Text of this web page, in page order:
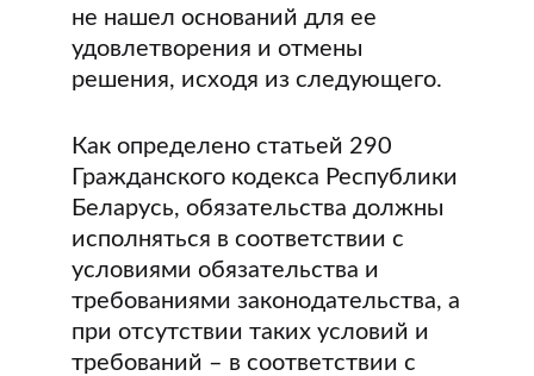
не нашел оснований для ее
удовлетворения и отмены
решения, исходя из следующего.
Как определено статьей 290
Гражданского кодекса Республики
Беларусь, обязательства должны
исполняться в соответствии с
условиями обязательства и
требованиями законодательства, а
при отсутствии таких условий и
требований – в соответствии с